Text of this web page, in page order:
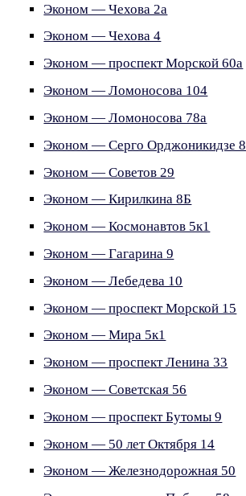
Эконом — Чехова 2а
Эконом — Чехова 4
Эконом — проспект Морской 60а
Эконом — Ломоносова 104
Эконом — Ломоносова 78а
Эконом — Серго Орджоникидзе 8
Эконом — Советов 29
Эконом — Кирилкина 8Б
Эконом — Космонавтов 5к1
Эконом — Гагарина 9
Эконом — Лебедева 10
Эконом — проспект Морской 15
Эконом — Мира 5к1
Эконом — проспект Ленина 33
Эконом — Советская 56
Эконом — проспект Бутомы 9
Эконом — 50 лет Октября 14
Эконом — Железнодорожная 50